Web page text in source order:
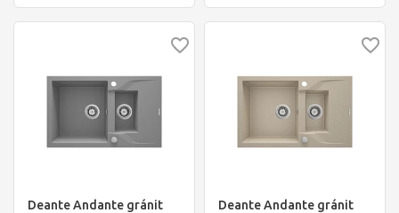
Deante Andante gránit
Deante Andante gránit